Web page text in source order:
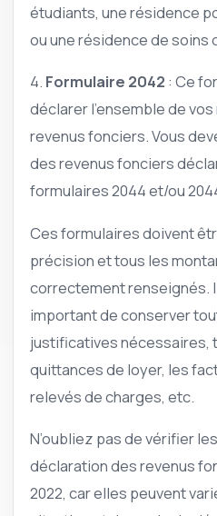
étudiants, une résidence
ou une résidence de soins
4. Formulaire 2042 : Ce
déclarer l’ensemble de
revenus fonciers. Vous
des revenus fonciers
formulaires 2044 et/ou
Ces formulaires doivent
précision et tous les
correctement renseignés.
important de conserver
justificatives nécessaires,
quittances de loyer, les
relevés de charges, etc.
N’oubliez pas de vérifier
déclaration des revenus
2022, car elles peuvent